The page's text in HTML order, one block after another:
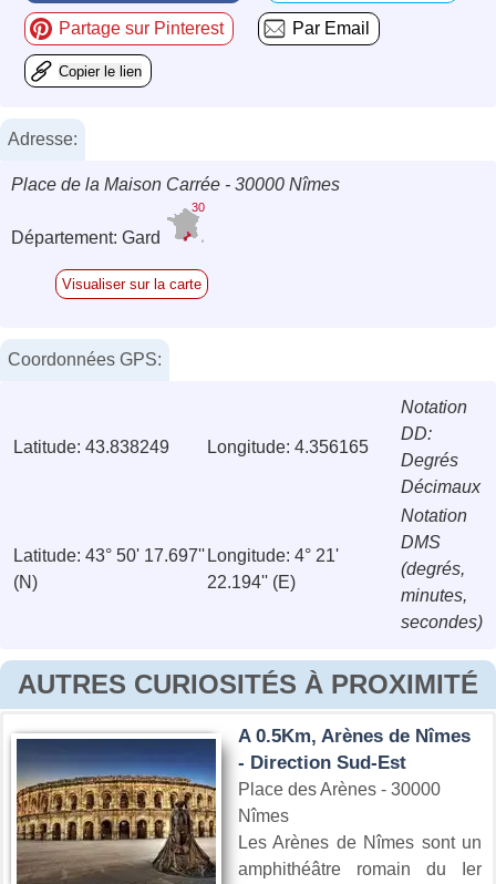
Partage sur Pinterest Par Email
Copier le lien
Adresse:
Place de la Maison Carrée - 30000 Nîmes
Département: Gard
30
Visualiser sur la carte
Coordonnées GPS:
Latitude: 43.838249 Longitude: 4.356165
Notation
DD:
Degrés
Décimaux
Latitude: 43° 50' 17.697''
(N)
Longitude: 4° 21'
22.194'' (E)
Notation
DMS
(degrés,
minutes,
secondes)
AUTRES CURIOSITÉS À PROXIMITÉ
A 0.5Km, Arènes de Nîmes
- Direction Sud-Est
Place des Arènes - 30000
Nîmes
Les Arènes de Nîmes sont un
amphithéâtre romain du Ier